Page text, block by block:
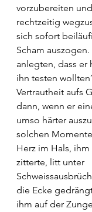
vorzubereiten
rechtzeitig
sich sofort
Scham
anlegten, dass er
ihn testen
Vertrautheit aufs
dann, wenn er
umso härter
solchen
Herz im Hals,
zitterte, litt unter
die Ecke
ihm auf der